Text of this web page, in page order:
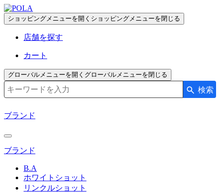
ペ
ー
で
す
コ
テ
エ
ア
へ
ショッピングメニューを開く ショッピングメニューを閉じる
店舗を探す
カート
グローバルメニューを開く グローバルメニューを閉じる
検索キーワード入力 検索
ブランド
ブランド
B.A
ホワイトショット
リンクルショット